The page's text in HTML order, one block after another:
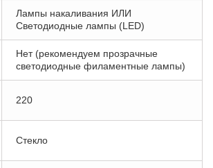
Лампы накаливания ИЛИ
Светодиодные лампы (LED)
Нет (рекомендуем прозрачные
светодиодные филаментные лампы)
220
Стекло